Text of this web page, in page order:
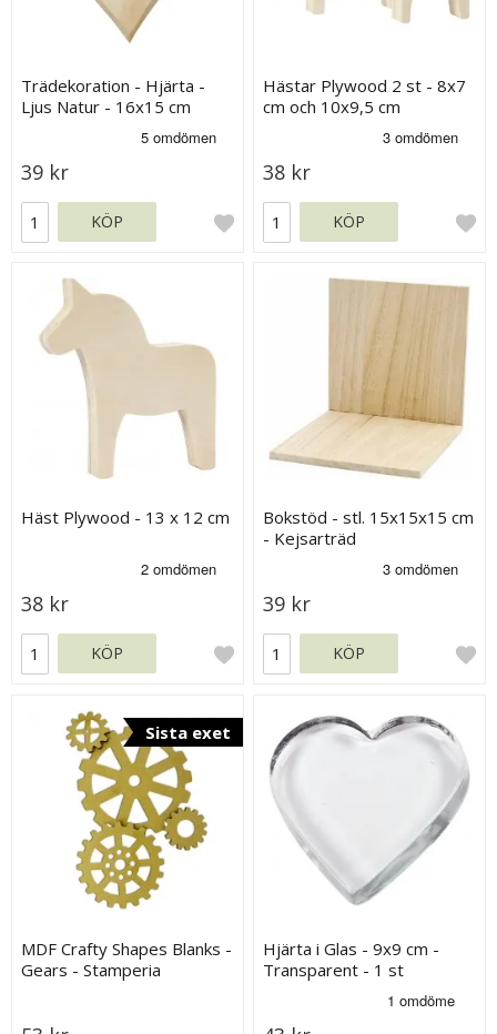
Trädekoration - Hjärta -
Ljus Natur - 16x15 cm
39 kr
KÖP
Hästar Plywood 2 st - 8x7
cm och 10x9,5 cm
38 kr
KÖP
Häst Plywood - 13 x 12 cm
38 kr
KÖP
Bokstöd - stl. 15x15x15 cm
- Kejsarträd
39 kr
KÖP
Sista exet
MDF Crafty Shapes Blanks -
Gears - Stamperia
Hjärta i Glas - 9x9 cm -
Transparent - 1 st